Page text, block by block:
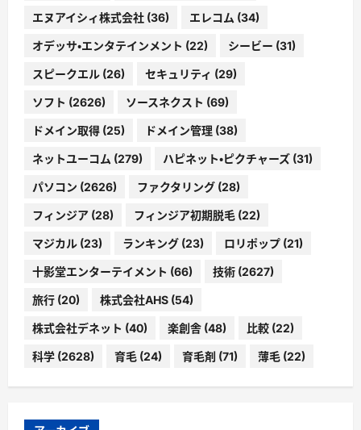
エヌアイシィ株式会社 (36) エレコム (34)
オデッサ・エンタテインメント (22) シービー (31)
スピークエル (26) セキュリティ (29)
ソフト (2626) ソースネクスト (69)
ドメイン取得 (25) ドメイン管理 (38)
ネットユーコム (279) ハピネット・ピクチャーズ (31)
パソコン (2626) ファクタリング (28)
フィンジア (28) フィンジア初期脱毛 (22)
マジカル (23) ランキング (23) ロリポップ (21)
十影堂エンターテイメント (66) 技術 (2627)
旅行 (20) 株式会社AHS (54)
株式会社デネット (40) 楽創舎 (48) 比較 (22)
科学 (2628) 育毛 (24) 育毛剤 (71) 薄毛 (22)